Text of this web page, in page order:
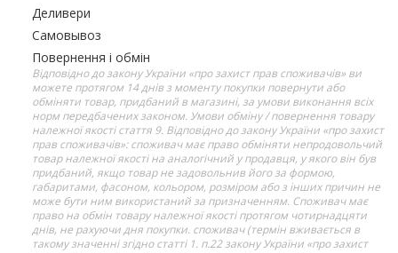
Деливери
Самовывоз
Повернення і обмін
Відповідно до закону України «про захист прав споживачів» ви
можете протягом 14 днів з моменту покупки повернути або
обміняти товар, придбаний в магазині, за умови виконання всіх
норм передбачених законом. Умови обміну / повернення товару
належної якості стаття 9. Відповідно до закону України «про захист
прав споживачів»: споживач має право обміняти непродовольчий
товар належної якості на аналогічний у продавця, у якого він був
придбаний, якщо товар не задовольнив його за формою,
габаритами, фасоном, кольором, розміром або з інших причин не
може бути ним використаний за призначенням. Споживач має
право на обмін товару належної якості протягом чотирнадцяти
днів, не рахуючи дня покупки. споживач (термін вживається в
такому значенні згідно статті 1. п.22 закону України «про захист